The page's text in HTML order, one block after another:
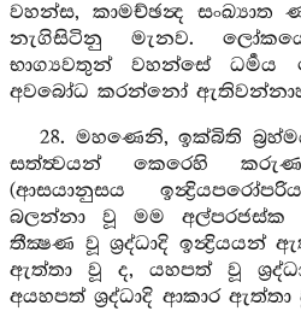
වහන්ස, කාමච්ඡන්‍ද
නැගිසිටිනු මැනව.
භාග්‍යවතුන් වහන්සේ ධර්‍මය
අවබෝධ කරන්නෝ
28. මහණෙනි, ඉක්බිති
සත්ත්‍වයන් කෙරෙහි
(ආසයානුසය
බලන්නා වූ මම අල්පරජස්ක
තීක්‍ෂණ වූ ශ්‍රද්ධාදි ඉන්‍ද්‍රියයන්
ඇත්තා වූ ද, යහපත් වූ
අයහපත් ශ්‍රද්ධාදි ආකාර